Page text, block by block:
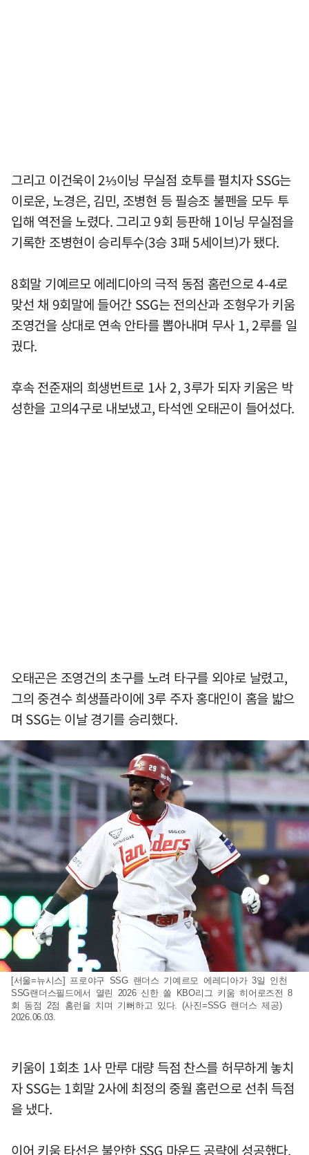
그리고 이건욱이 2⅓이닝 무실점 호투를 펼치자 SSG는
이로운, 노경은, 김민, 조병현 등 필승조 불펜을 모두 투
입해 역전을 노렸다. 그리고 9회 등판해 1이닝 무실점을
기록한 조병현이 승리투수(3승 3패 5세이브)가 됐다.
8회말 기예르모 에레디아의 극적 동점 홈런으로 4-4로
맞선 채 9회말에 들어간 SSG는 전의산과 조형우가 키움
조영건을 상대로 연속 안타를 뽑아내며 무사 1, 2루를 일
궜다.
후속 전준재의 희생번트로 1사 2, 3루가 되자 키움은 박
성한을 고의4구로 내보냈고, 타석엔 오태곤이 들어섰다.
오태곤은 조영건의 초구를 노려 타구를 외야로 날렸고,
그의 중견수 희생플라이에 3루 주자 홍대인이 홈을 밟으
며 SSG는 이날 경기를 승리했다.
[서울=뉴시스] 프로야구 SSG 랜더스 기예르모 에레디아가 3일 인천
SSG랜더스필드에서 열린 2026 신한 쏠 KBO리그 키움 히어로즈전 8
회 동점 2점 홈런을 치며 기뻐하고 있다. (사진=SSG 랜더스 제공)
2026.06.03.
키움이 1회초 1사 만루 대량 득점 찬스를 허무하게 놓치
자 SSG는 1회말 2사에 최정의 중월 홈런으로 선취 득점
을 냈다.
이어 키움 타선은 불안한 SSG 마운드 공략에 성공했다.